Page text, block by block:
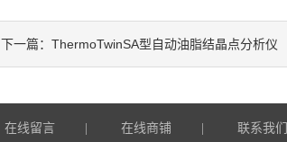
下一篇： ThermoTwinSA型自动油脂结晶点分析仪
在线留言 在线商铺 联系我们